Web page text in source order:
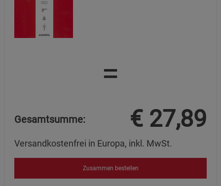
=
Gesamtsumme: € 27,89
Versandkostenfrei in Europa, inkl. MwSt.
Zusammen bestellen